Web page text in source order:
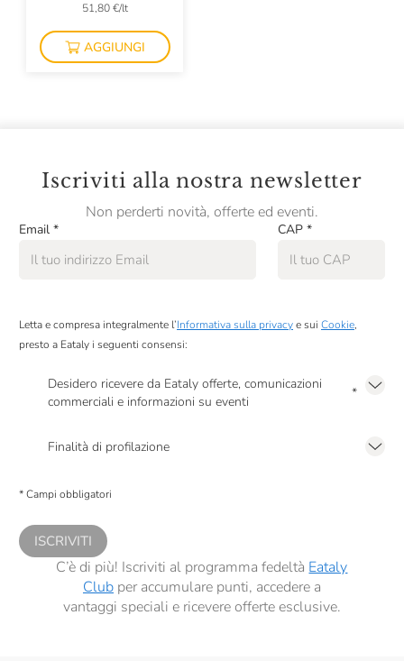
51,80 €/lt
AGGIUNGI
Iscriviti alla nostra newsletter
Non perderti novità, offerte ed eventi.
Email * CAP *
Letta e compresa integralmente l’Informativa sulla privacye sui Cookie,
presto a Eataly i seguenti consensi:
Desidero ricevere da Eataly offerte, comunicazioni
commerciali e informazioni su eventi
*
Finalità di profilazione
comunicazioni commerciali personalizzate, in caso di consenso prestato ai
* Campi obbligatori
ISCRIVITI
C’è di più! Iscriviti al programma fedeltà Eataly
Clubper accumulare punti, accedere a
vantaggi speciali e ricevere offerte esclusive.